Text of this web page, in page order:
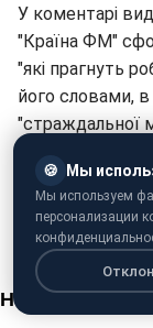
У коментарі
"Країна ФМ"
"які прагнуть
його словами, в
"страждальної
Раніше у
україномовне
🍪 Мы
Мы используем
персонализации